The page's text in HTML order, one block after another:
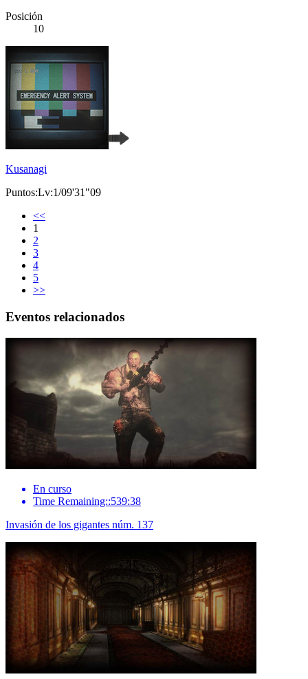
Posición
10
Kusanagi
Puntos:Lv:1/09'31"09
<<
1
2
3
4
5
>>
Eventos relacionados
En curso
Time Remaining::539:38
Invasión de los gigantes núm. 137